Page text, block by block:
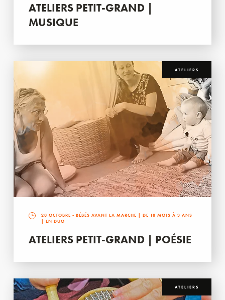
ATELIERS PETIT-GRAND |
MUSIQUE
ATELIERS
28 OCTOBRE - BÉBÉS AVANT LA MARCHE | DE 18 MOIS À 3 ANS
| EN DUO
ATELIERS PETIT-GRAND | POÉSIE
ATELIERS